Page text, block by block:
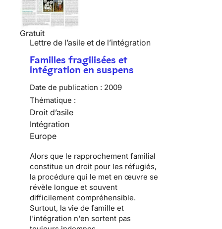
Gratuit
Lettre de l’asile et de l’intégration
Familles fragilisées et
intégration en suspens
Date de publication : 2009
Thématique :
Droit d’asile
Intégration
Europe
Alors que le rapprochement familial
constitue un droit pour les réfugiés,
la procédure qui le met en œuvre se
révèle longue et souvent
difficilement compréhensible.
Surtout, la vie de famille et
l'intégration n'en sortent pas